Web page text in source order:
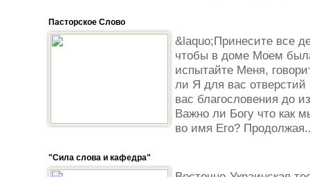
Пасторское Слово
&laquo;Принесите все
чтобы в доме Моем
испытайте Меня,
ли Я для вас
вас благословения до
Важно ли Богу что как
во имя Его?
"Сила слова и кафедра"